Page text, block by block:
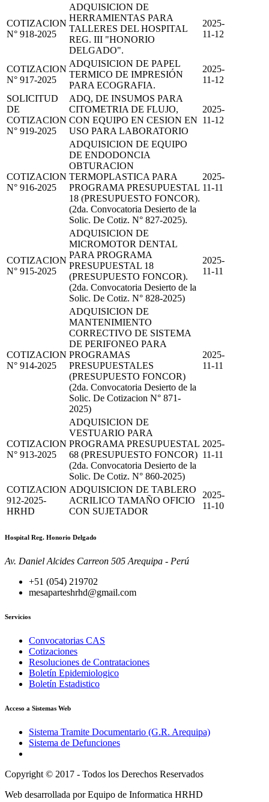
COTIZACION
N° 918-2025
ADQUISICION DE
HERRAMIENTAS PARA
TALLERES DEL HOSPITAL
REG. III "HONORIO
DELGADO".
2025-
11-12
COTIZACION
N° 917-2025
ADQUISICION DE PAPEL
TERMICO DE IMPRESIÓN
PARA ECOGRAFIA.
2025-
11-12
SOLICITUD
DE
COTIZACION
N° 919-2025
ADQ, DE INSUMOS PARA
CITOMETRIA DE FLUJO,
CON EQUIPO EN CESION EN
USO PARA LABORATORIO
2025-
11-12
COTIZACION
N° 916-2025
ADQUISICION DE EQUIPO
DE ENDODONCIA
OBTURACION
TERMOPLASTICA PARA
PROGRAMA PRESUPUESTAL
18 (PRESUPUESTO FONCOR).
(2da. Convocatoria Desierto de la
Solic. De Cotiz. N° 827-2025).
2025-
11-11
COTIZACION
N° 915-2025
ADQUISICION DE
MICROMOTOR DENTAL
PARA PROGRAMA
PRESUPUESTAL 18
(PRESUPUESTO FONCOR).
(2da. Convocatoria Desierto de la
Solic. De Cotiz. N° 828-2025)
2025-
11-11
COTIZACION
N° 914-2025
ADQUISICION DE
MANTENIMIENTO
CORRECTIVO DE SISTEMA
DE PERIFONEO PARA
PROGRAMAS
PRESUPUESTALES
(PRESUPUESTO FONCOR)
(2da. Convocatoria Desierto de la
Solic. De Cotizacion N° 871-
2025)
2025-
11-11
COTIZACION
N° 913-2025
ADQUISICION DE
VESTUARIO PARA
PROGRAMA PRESUPUESTAL
68 (PRESUPUESTO FONCOR)
(2da. Convocatoria Desierto de la
Solic. De Cotiz. N° 860-2025)
2025-
11-11
COTIZACION
912-2025-
HRHD
ADQUISICION DE TABLERO
ACRILICO TAMAÑO OFICIO
CON SUJETADOR
2025-
11-10
Hospital Reg. Honorio Delgado
Av. Daniel Alcides Carreon 505 Arequipa - Perú
+51 (054) 219702
mesaparteshrhd@gmail.com
Servicios
Convocatorias CAS
Cotizaciones
Resoluciones de Contrataciones
Boletín Epidemiologico
Boletín Estadistico
Acceso a Sistemas Web
Sistema Tramite Documentario (G.R. Arequipa)
Sistema de Defunciones
Copyright © 2017 - Todos los Derechos Reservados
Web desarrollada por Equipo de Informatica HRHD